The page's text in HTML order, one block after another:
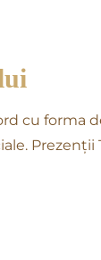
cu forma
Prezenții